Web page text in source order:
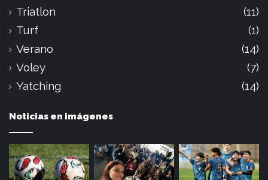
Triatlon
(11)
Turf
(1)
Verano
(14)
Voley
(7)
Yatching
(14)
Noticias en imágenes